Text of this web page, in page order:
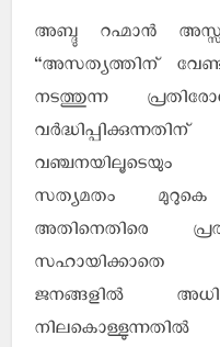
അബ്ദു റഹ്മാന്‍
“അസത്യത്തിന്
നടത്തുന്ന
വഞ്ചനയിലൂടെയും
സത്യമതം മുറുകെ
അതിനെതിരെ
സഹായിക്കാതെ
ജനങ്ങളില്‍